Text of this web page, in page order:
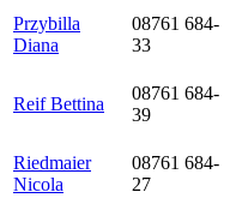
Przybilla
Diana
08761 684-
33
Reif Bettina
08761 684-
39
Riedmaier
Nicola
08761 684-
27